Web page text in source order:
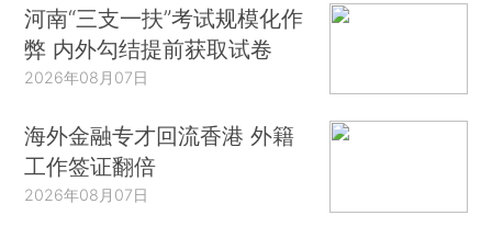
河南“三支一扶”考试规模化作
弊 内外勾结提前获取试卷
2026年08月07日
海外金融专才回流香港 外籍
工作签证翻倍
2026年08月07日